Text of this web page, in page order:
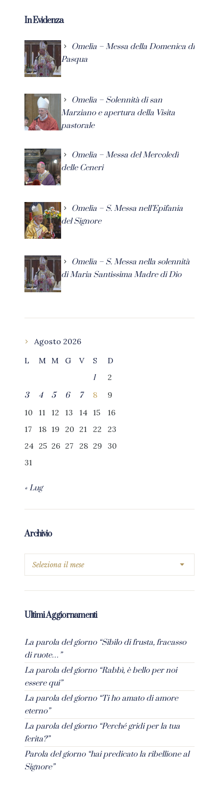
In Evidenza
Omelia – Messa della Domenica di
Pasqua
Omelia – Solennità di san
Marziano e apertura della Visita
pastorale
Omelia – Messa del Mercoledì
delle Ceneri
Omelia – S. Messa nell’Epifania
del Signore
Omelia – S. Messa nella solennità
di Maria Santissima Madre di Dio
Agosto 2026
L
M M G V S
D
1
2
3
4 5 6 7 8
9
10
11 12 13 14 15
16
17
18 19 20 21 22
23
24 25 26 27 28 29
30
31
« Lug
Archivio
Ultimi Aggiornamenti
La parola del giorno “Sibilo di frusta, fracasso
di ruote…”
La parola del giorno “Rabbì, è bello per noi
essere qui”
La parola del giorno “Ti ho amato di amore
eterno”
La parola del giorno “Perché gridi per la tua
ferita?”
Parola del giorno “hai predicato la ribellione al
Signore”